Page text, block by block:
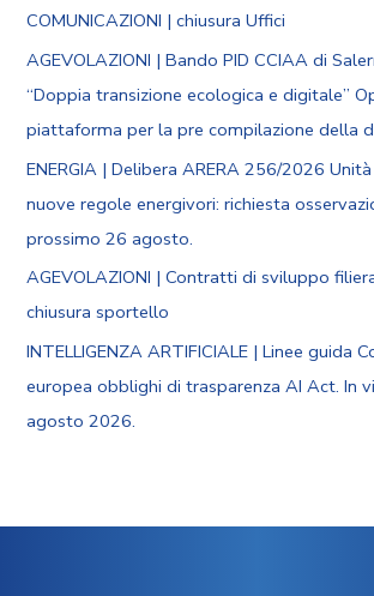
COMUNICAZIONI | chiusura Uffici
AGEVOLAZIONI | Bando PID CCIAA di
“Doppia transizione ecologica e digitale”
piattaforma per la pre compilazione della
ENERGIA | Delibera ARERA 256/2026
nuove regole energivori: richiesta
prossimo 26 agosto.
AGEVOLAZIONI | Contratti di sviluppo
chiusura sportello
INTELLIGENZA ARTIFICIALE | Linee guida
europea obblighi di trasparenza AI Act. In
agosto 2026.